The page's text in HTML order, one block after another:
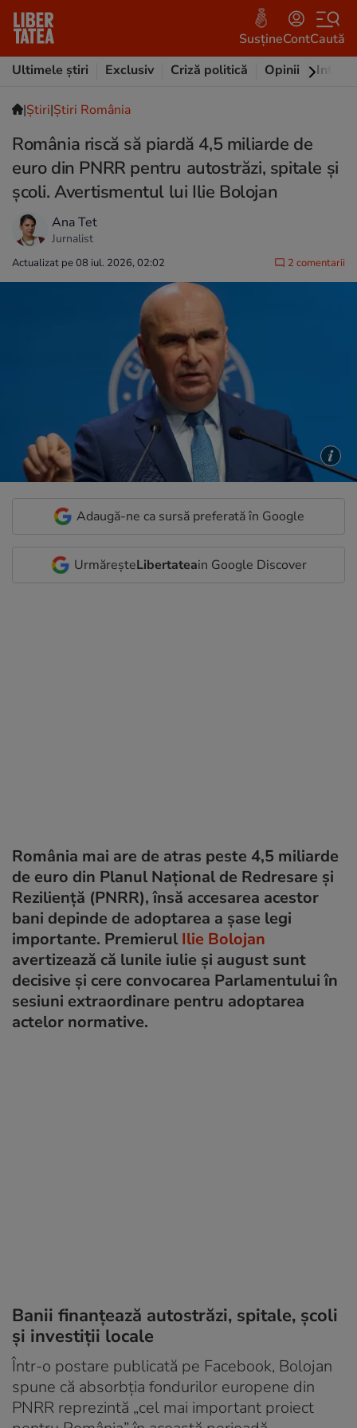
SusțineContCaută
Ultimele știri
Exclusiv Criză politică Opinii
|Ştiri|Știri România
România riscă să piardă 4,5 miliarde de
euro din PNRR pentru autostrăzi, spitale și
școli. Avertismentul lui Ilie Bolojan
Ana Tet
Jurnalist
Actualizat pe 08 iul. 2026, 02:02 2 comentarii
Adaugă-ne ca sursă preferată în Google
UrmăreșteLibertateain Google Discover
România mai are de atras peste 4,5 miliarde
de euro din Planul Național de Redresare și
Reziliență (PNRR), însă accesarea acestor
bani depinde de adoptarea a șase legi
importante. Premierul Ilie Bolojan
avertizează că lunile iulie și august sunt
decisive și cere convocarea Parlamentului în
sesiuni extraordinare pentru adoptarea
actelor normative.
Banii finanțează autostrăzi, spitale, școli
și investiții locale
Într-o postare publicată pe Facebook, Bolojan
spune că absorbția fondurilor europene din
PNRR reprezintă „cel mai important proiect